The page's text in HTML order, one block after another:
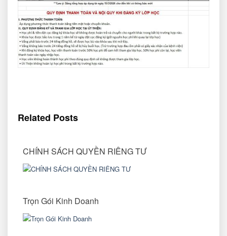
Related Posts
CHÍNH SÁCH QUYỀN RIÊNG TƯ
Trọn Gói Kinh Doanh